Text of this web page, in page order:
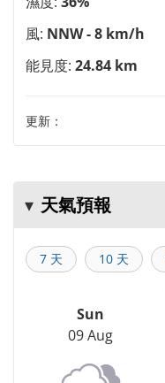
風: NNW - 8 km/h
能見度: 24.84 km
更新：
天氣預報
7 天 10 天
Sun
09 Aug